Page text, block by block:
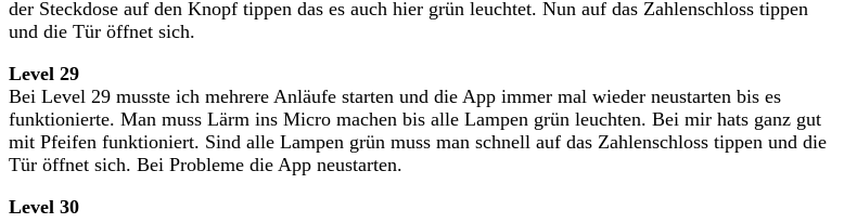
der Steckdose auf den Knopf tippen das es auch hier grün leuchtet. Nun auf das Zahlenschloss tippen
und die Tür öffnet sich.
Level 29
Bei Level 29 musste ich mehrere Anläufe starten und die App immer mal wieder neustarten bis es
funktionierte. Man muss Lärm ins Micro machen bis alle Lampen grün leuchten. Bei mir hats ganz gut
mit Pfeifen funktioniert. Sind alle Lampen grün muss man schnell auf das Zahlenschloss tippen und die
Tür öffnet sich. Bei Probleme die App neustarten.
Level 30